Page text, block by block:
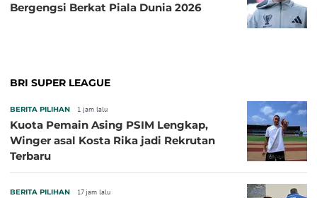
Bergengsi Berkat Piala Dunia 2026
BRI SUPER LEAGUE
BERITA PILIHAN 1 jam lalu
Kuota Pemain Asing PSIM Lengkap,
Winger asal Kosta Rika jadi Rekrutan
Terbaru
BERITA PILIHAN 17 jam lalu